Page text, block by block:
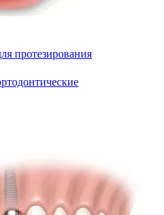
протезирования